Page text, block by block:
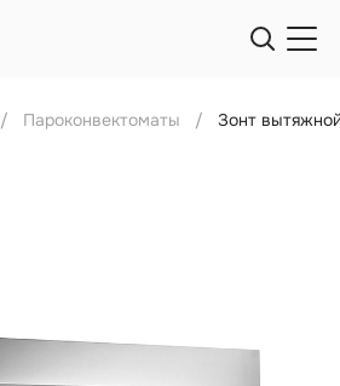
Пароконвектоматы Зонт